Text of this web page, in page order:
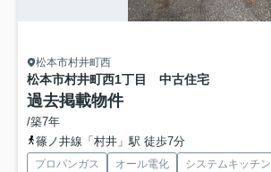
松本市村井町西
松本市村井町西1丁目 中古住宅
過去掲載物件
/築7年
篠ノ井線「村井」駅 徒歩7分
プロパンガス オール電化
システムキッチン